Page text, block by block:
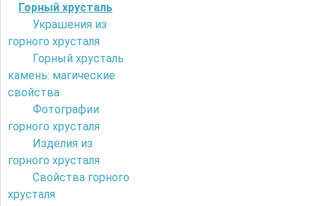
Горный хрусталь
Украшения из
горного хрусталя
Горный хрусталь
камень: магические
свойства
Фотографии
горного хрусталя
Изделия из
горного хрусталя
Свойства горного
хрусталя